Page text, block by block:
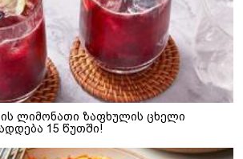
ლიმონათი ზაფხულის ცხელი
15 წუთში!